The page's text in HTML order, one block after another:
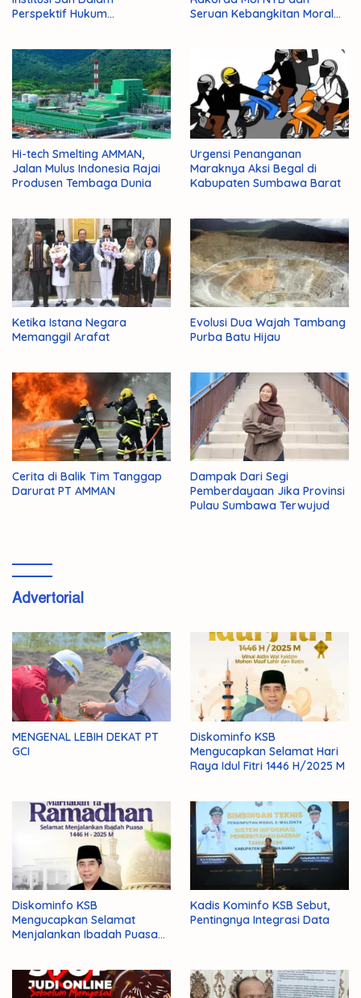
Perspektif Hukum
Seruan Kebangkitan Moral
Hi-tech Smelting AMMAN,
Jalan Mulus Indonesia Rajai
Produsen Tembaga Dunia
Urgensi Penanganan
Maraknya Aksi Begal di
Kabupaten Sumbawa Barat
Ketika Istana Negara
Memanggil Arafat
Evolusi Dua Wajah Tambang
Purba Batu Hijau
Cerita di Balik Tim Tanggap
Darurat PT AMMAN
Dampak Dari Segi
Pemberdayaan Jika Provinsi
Pulau Sumbawa Terwujud
Advertorial
MENGENAL LEBIH DEKAT PT
GCI
Diskominfo KSB
Mengucapkan Selamat Hari
Raya Idul Fitri 1446 H/2025 M
Diskominfo KSB
Mengucapkan Selamat
Menjalankan Ibadah Puasa
Kadis Kominfo KSB Sebut,
Pentingnya Integrasi Data